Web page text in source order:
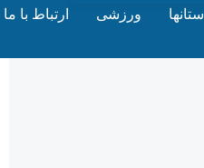
استانها ورزشی
ارتباط با ما